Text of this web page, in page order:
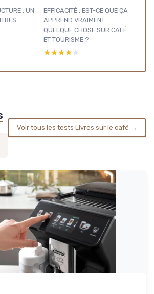
: UN
EFFICACITÉ : EST-CE QUE ÇA
APPREND VRAIMENT
QUELQUE CHOSE SUR CAFÉ
ET TOURISME ?
★★★★★
★★★★★
Voir tous les tests Livres sur le café →